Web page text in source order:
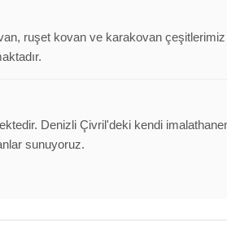
ruşet kovan ve karakovan
Denizli Çivril'deki kendi
sunuyoruz.